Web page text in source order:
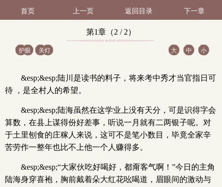
首页 上一页 返回目录 下一章
第1章（2 / 2）
护眼 关灯 大 中 小
&esp;&esp;陆川是读书的料子，将来考中秀才当官指日可
待 ，是全村人的希望。
&esp;&esp;陆海虽然在这学业上没有天分，可是识得字会
算数，在县上谋得份好差事，听说一月就有二两银子呢。对
于土里刨食的庄稼人来说，这可不是笔小数目，毕竟全家辛
苦劳作一整年也比不上他一个人赚得多。
&esp;&esp;“大家伙吃好喝好，都甭客气啊！”今日的主角
陆海身穿喜袍，胸前戴着朵大红花吆喝道，眉眼间的激动与